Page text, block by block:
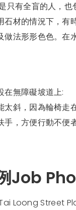
只有全盲的人，也
石材的情況下，有
做法形形色色。在
在無障礙坡道上:
太斜，因為輪椅走
，方便行動不便
Job
Loong Street